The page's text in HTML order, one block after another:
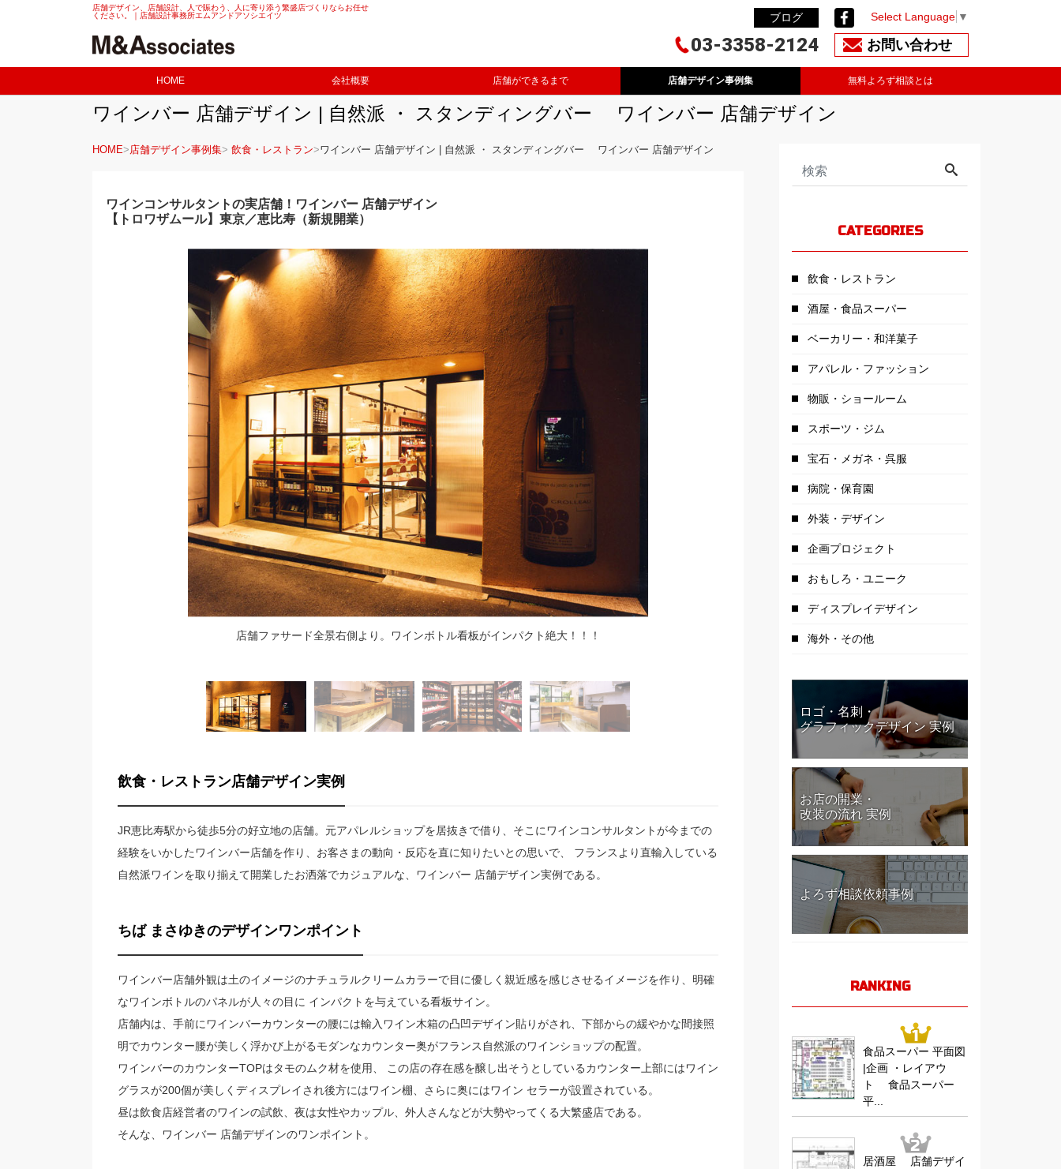
店舗デザイン、店舗設計、人で賑わう、人に寄り添う繁盛店づくりならお任せ
ください。｜店舗設計事務所エムアンドアソシエイツ
Select Language ▼
ブログ
お問い合わせ
03-3358-2124
HOME 会社概要 店舗ができるまで 店舗デザイン事例集 無料よろず相談とは
ワインバー 店舗デザイン | 自然派 ・ スタンディングバー ワインバー 店舗デザイン
HOME 店舗デザイン事例集 飲食・レストラン ワインバー 店舗デザイン | 自然派 ・ スタンディングバー ワインバー 店舗デザイン
ワインコンサルタントの実店舗！ワインバー 店舗デザイン
【トロワザムール】東京／恵比寿（新規開業）
店舗ファサード全景右側より。ワインボトル看板がインパクト絶大！！！ 入口よりカウンタ奥を見る。カウンター下のディ
飲食・レストラン店舗デザイン実例
JR恵比寿駅から徒歩5分の好立地の店舗。元アパレルショップを居抜きで借り、そこにワインコンサルタントが今までの
経験をいかしたワインバー店舗を作り、お客さまの動向・反応を直に知りたいとの思いで、 フランスより直輸入している
自然派ワインを取り揃えて開業したお洒落でカジュアルな、ワインバー 店舗デザイン実例である。
ちば まさゆきのデザインワンポイント
ワインバー店舗外観は土のイメージのナチュラルクリームカラーで目に優しく親近感を感じさせるイメージを作り、明確
なワインボトルのパネルが人々の目に インパクトを与えている看板サイン。
店舗内は、手前にワインバーカウンターの腰には輸入ワイン木箱の凸凹デザイン貼りがされ、下部からの緩やかな間接照
明でカウンター腰が美しく浮かび上がるモダンなカウンター奥がフランス自然派のワインショップの配置。
ワインバーのカウンターTOPはタモのムク材を使用、 この店の存在感を醸し出そうとしているカウンター上部にはワイン
グラスが200個が美しくディスプレイされ後方にはワイン棚、さらに奥にはワイン セラーが設置されている。
昼は飲食店経営者のワインの試飲、夜は女性やカップル、外人さんなどが大勢やってくる大繁盛店である。
そんな、ワインバー 店舗デザインのワンポイント。
CATEGORIES
飲食・レストラン
酒屋・食品スーパー
ベーカリー・和洋菓子
アパレル・ファッション
物販・ショールーム
スポーツ・ジム
宝石・メガネ・呉服
病院・保育園
外装・デザイン
企画プロジェクト
おもしろ・ユニーク
ディスプレイデザイン
海外・その他
ロゴ・名刺・
グラフィックデザイン 実例
お店の開業・
改装の流れ 実例
よろず相談依頼事例
RANKING
食品スーパー 平面図
|企画 ・レイアウ
ト 食品スーパー
平...
居酒屋 店舗デザイ